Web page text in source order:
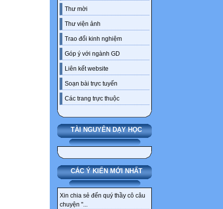
Thư mời
Thư viện ảnh
Trao đổi kinh nghiệm
Góp ý với ngành GD
Liên kết website
Soạn bài trực tuyến
Các trang trực thuộc
TÀI NGUYÊN DẠY HỌC
CÁC Ý KIẾN MỚI NHẤT
Xin chia sẻ đến quý thầy cô câu
chuyện "...